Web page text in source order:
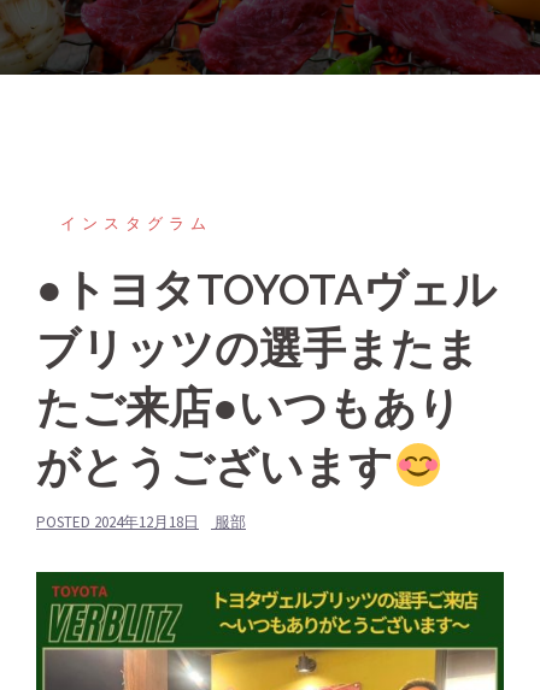
インスタグラム
●トヨタTOYOTAヴェル
ブリッツの選手またま
たご来店●いつもあり
がとうございます
POSTED 2024年12月18日 服部